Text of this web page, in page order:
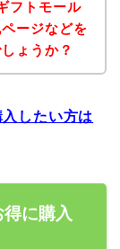
フトモール
ージなどを
ょうか？
したい方は
に購入